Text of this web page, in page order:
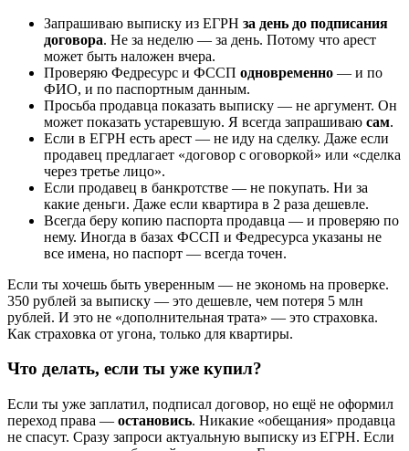
Запрашиваю выписку из ЕГРН за день до подписания
договора. Не за неделю — за день. Потому что арест
может быть наложен вчера.
Проверяю Федресурс и ФССП одновременно — и по
ФИО, и по паспортным данным.
Просьба продавца показать выписку — не аргумент. Он
может показать устаревшую. Я всегда запрашиваю сам.
Если в ЕГРН есть арест — не иду на сделку. Даже если
продавец предлагает «договор с оговоркой» или «сделка
через третье лицо».
Если продавец в банкротстве — не покупать. Ни за
какие деньги. Даже если квартира в 2 раза дешевле.
Всегда беру копию паспорта продавца — и проверяю по
нему. Иногда в базах ФССП и Федресурса указаны не
все имена, но паспорт — всегда точен.
Если ты хочешь быть уверенным — не экономь на проверке.
350 рублей за выписку — это дешевле, чем потеря 5 млн
рублей. И это не «дополнительная трата» — это страховка.
Как страховка от угона, только для квартиры.
Что делать, если ты уже купил?
Если ты уже заплатил, подписал договор, но ещё не оформил
переход права — остановись. Никакие «обещания» продавца
не спасут. Сразу запроси актуальную выписку из ЕГРН. Если